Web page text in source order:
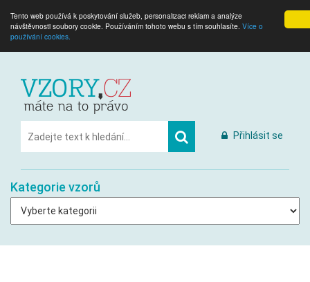
Tento web používá k poskytování služeb, personalizaci reklam a analýze
návštěvnosti soubory cookie. Používáním tohoto webu s tím souhlasíte. Více o
používání cookies.
Přihlásit se
Kategorie vzorů